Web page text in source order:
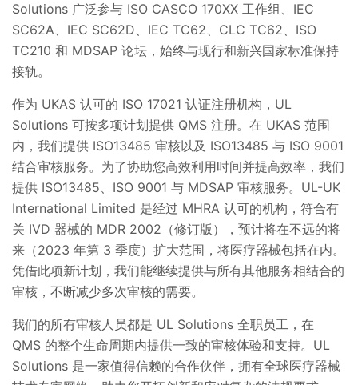
Solutions 广泛参与 ISO CASCO 170XX 工作组、IEC
SC62A、IEC SC62D、IEC TC62、CLC TC62、ISO
TC210 和 MDSAP 论坛，始终与现行和新兴国家标准保持
接轨。
作为 UKAS 认可的 ISO 17021 认证注册机构，UL
Solutions 可按多项计划提供 QMS 注册。在 UKAS 范围
内，我们提供 ISO13485 审核以及 ISO13485 与 ISO 9001
结合审核服务。为了协助您高效利用时间并提高效率，我们
提供 ISO13485、ISO 9001 与 MDSAP 审核服务。UL-UK
International Limited 是经过 MHRA 认可的机构，符合有
关 IVD 器械的 MDR 2002（修订版），预计将在不远的将
来（2023 年第 3 季度）扩大范围，将医疗器械包括在内。
凭借此项新计划，我们能继续提供与所有其他服务相结合的
审核，不断减少多次审核的需要。
我们的所有审核人员都是 UL Solutions 全职员工，在
QMS 的整个生命周期内提供一致的审核体验和支持。UL
Solutions 是一家值得信赖的合作伙伴，拥有全球医疗器械